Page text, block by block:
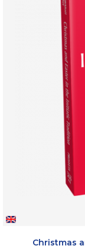
Christmas